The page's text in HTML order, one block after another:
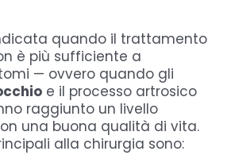
quando il trattamento
è più sufficiente a
— ovvero quando gli
e il processo artrosico
raggiunto un livello
una buona qualità di vita.
alla chirurgia sono: